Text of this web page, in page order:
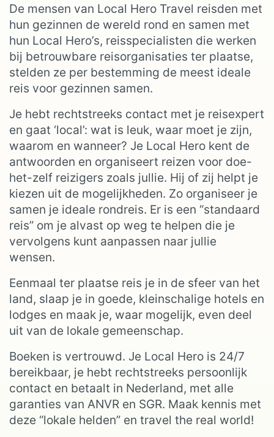
De mensen van Local Hero Travel reisden met
hun gezinnen de wereld rond en samen met
hun Local Hero’s, reisspecialisten die werken
bij betrouwbare reisorganisaties ter plaatse,
stelden ze per bestemming de meest ideale
reis voor gezinnen samen.
Je hebt rechtstreeks contact met je reisexpert
en gaat ‘local’: wat is leuk, waar moet je zijn,
waarom en wanneer? Je Local Hero kent de
antwoorden en organiseert reizen voor doe-
het-zelf reizigers zoals jullie. Hij of zij helpt je
kiezen uit de mogelijkheden. Zo organiseer je
samen je ideale rondreis. Er is een “standaard
reis” om je alvast op weg te helpen die je
vervolgens kunt aanpassen naar jullie
wensen.
Eenmaal ter plaatse reis je in de sfeer van het
land, slaap je in goede, kleinschalige hotels en
lodges en maak je, waar mogelijk, even deel
uit van de lokale gemeenschap.
Boeken is vertrouwd. Je Local Hero is 24/7
bereikbaar, je hebt rechtstreeks persoonlijk
contact en betaalt in Nederland, met alle
garanties van ANVR en SGR. Maak kennis met
deze “lokale helden” en travel the real world!